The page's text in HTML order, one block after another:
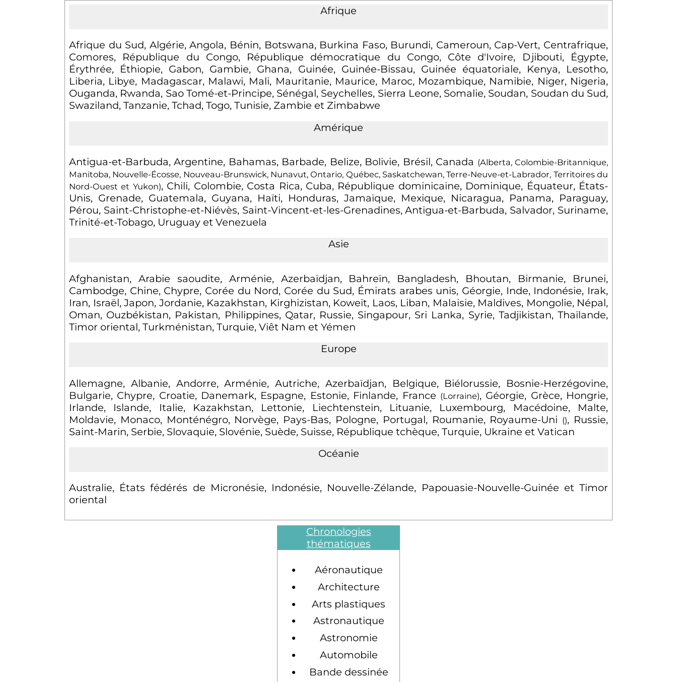
Afrique
Afrique du Sud, Algérie, Angola, Bénin, Botswana, Burkina Faso, Burundi, Cameroun, Cap-Vert, Centrafrique,
Comores, République du Congo, République démocratique du Congo, Côte d'Ivoire, Djibouti, Égypte,
Érythrée, Éthiopie, Gabon, Gambie, Ghana, Guinée, Guinée-Bissau, Guinée équatoriale, Kenya, Lesotho,
Liberia, Libye, Madagascar, Malawi, Mali, Mauritanie, Maurice, Maroc, Mozambique, Namibie, Niger, Nigeria,
Ouganda, Rwanda, Sao Tomé-et-Principe, Sénégal, Seychelles, Sierra Leone, Somalie, Soudan, Soudan du Sud,
Swaziland, Tanzanie, Tchad, Togo, Tunisie, Zambie et Zimbabwe
Amérique
Antigua-et-Barbuda, Argentine, Bahamas, Barbade, Belize, Bolivie, Brésil, Canada (Alberta, Colombie-Britannique,
Manitoba, Nouvelle-Écosse, Nouveau-Brunswick, Nunavut, Ontario, Québec, Saskatchewan, Terre-Neuve-et-Labrador, Territoires du
Nord-Ouest et Yukon), Chili, Colombie, Costa Rica, Cuba, République dominicaine, Dominique, Équateur, États-
Unis, Grenade, Guatemala, Guyana, Haïti, Honduras, Jamaïque, Mexique, Nicaragua, Panama, Paraguay,
Pérou, Saint-Christophe-et-Niévès, Saint-Vincent-et-les-Grenadines, Antigua-et-Barbuda, Salvador, Suriname,
Trinité-et-Tobago, Uruguay et Venezuela
Asie
Afghanistan, Arabie saoudite, Arménie, Azerbaïdjan, Bahreïn, Bangladesh, Bhoutan, Birmanie, Brunei,
Cambodge, Chine, Chypre, Corée du Nord, Corée du Sud, Émirats arabes unis, Géorgie, Inde, Indonésie, Irak,
Iran, Israël, Japon, Jordanie, Kazakhstan, Kirghizistan, Koweït, Laos, Liban, Malaisie, Maldives, Mongolie, Népal,
Oman, Ouzbékistan, Pakistan, Philippines, Qatar, Russie, Singapour, Sri Lanka, Syrie, Tadjikistan, Thaïlande,
Timor oriental, Turkménistan, Turquie, Viêt Nam et Yémen
Europe
Allemagne, Albanie, Andorre, Arménie, Autriche, Azerbaïdjan, Belgique, Biélorussie, Bosnie-Herzégovine,
Bulgarie, Chypre, Croatie, Danemark, Espagne, Estonie, Finlande, France (Lorraine), Géorgie, Grèce, Hongrie,
Irlande, Islande, Italie, Kazakhstan, Lettonie, Liechtenstein, Lituanie, Luxembourg, Macédoine, Malte,
Moldavie, Monaco, Monténégro, Norvège, Pays-Bas, Pologne, Portugal, Roumanie, Royaume-Uni (), Russie,
Saint-Marin, Serbie, Slovaquie, Slovénie, Suède, Suisse, République tchèque, Turquie, Ukraine et Vatican
Océanie
Australie, États fédérés de Micronésie, Indonésie, Nouvelle-Zélande, Papouasie-Nouvelle-Guinée et Timor
oriental
Chronologies
thématiques
Aéronautique
Architecture
Arts plastiques
Astronautique
Astronomie
Automobile
Bande dessinée